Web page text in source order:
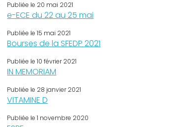
Publiée le 20 mai 2021
e-ECE du 22 au 25 mai
Publiée le 15 mai 2021
Bourses de la SFEDP 2021
Publiée le 10 février 2021
IN MEMORIAM
Publiée le 28 janvier 2021
VITAMINE D
Publiée le 1 novembre 2020